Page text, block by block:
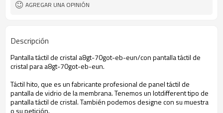
AGREGAR UNA OPINIÓN
Descripción
Pantalla táctil de cristal a8gt-70got-eb-eun/con pantalla táctil de
cristal para a8gt-70got-eb-eun.
Táctil hito, que es un fabricante profesional de panel táctil de
pantalla de vidrio de la membrana. Tenemos un lotdifferent tipo de
pantalla táctil de cristal. También podemos designe con su muestra
o su petición.